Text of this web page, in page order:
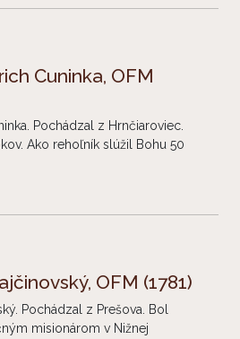
Cuninka, OFM
Pochádzal z Hrnčiaroviec.
Ako rehoľník slúžil Bohu 50
OFM (1781)
Pochádzal z Prešova. Bol
misionárom v Nižnej